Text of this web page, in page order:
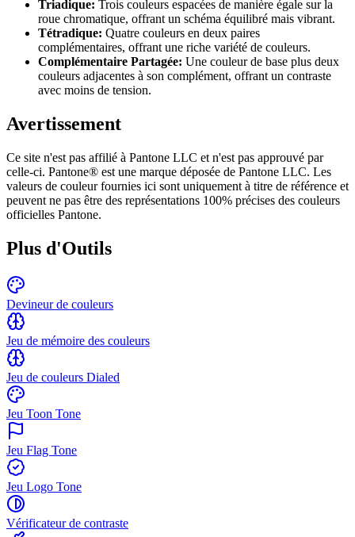
Triadique: Trois couleurs espacées de manière égale sur la
roue chromatique, offrant un schéma équilibré mais vibrant.
Tétradique: Quatre couleurs en deux paires
complémentaires, offrant une riche variété de couleurs.
Complémentaire Partagée: Une couleur de base plus deux
couleurs adjacentes à son complément, offrant un contraste
avec moins de tension.
Avertissement
Ce site n'est pas affilié à Pantone LLC et n'est pas approuvé par
celle-ci. Pantone® est une marque déposée de Pantone LLC. Les
valeurs de couleur fournies ici sont uniquement à titre de référence et
peuvent ne pas être des représentations 100% précises des couleurs
officielles Pantone.
Plus d'Outils
Devineur de couleurs
Jeu de mémoire des couleurs
Jeu de couleurs Dialed
Jeu Toon Tone
Jeu Flag Tone
Jeu Logo Tone
Vérificateur de contraste